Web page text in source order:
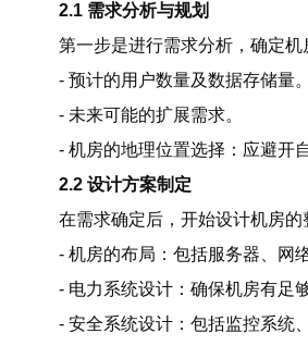
2.1 需求分析与规划
第一步是进行需求分析，确定
- 预计的用户数量及数据存储量。
- 未来可能的扩展需求。
- 机房的地理位置选择：应避开
2.2 设计方案制定
在需求确定后，开始设计机房的
- 机房的布局：包括服务器、网
- 电力系统设计：确保机房有足
- 安全系统设计：包括监控系统